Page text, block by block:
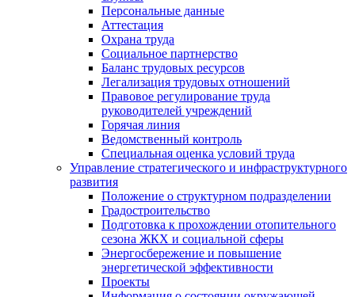
Персональные данные
Аттестация
Охрана труда
Социальное партнерство
Баланс трудовых ресурсов
Легализация трудовых отношений
Правовое регулирование труда
руководителей учреждений
Горячая линия
Ведомственный контроль
Специальная оценка условий труда
Управление стратегического и инфраструктурного
развития
Положение о структурном подразделении
Градостроительство
Подготовка к прохождении отопительного
сезона ЖКХ и социальной сферы
Энергосбережение и повышение
энергетической эффективности
Проекты